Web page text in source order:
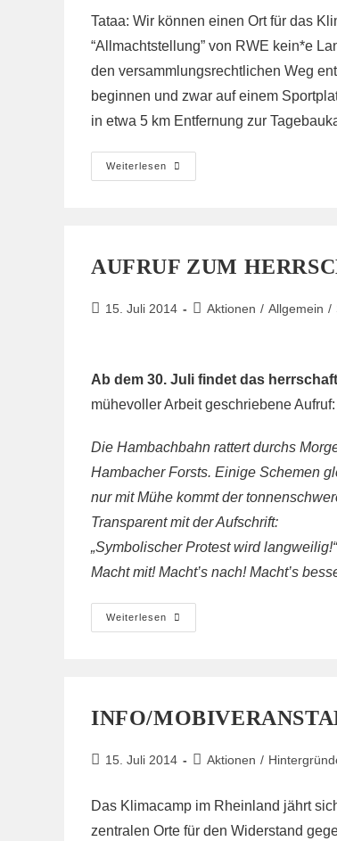
Tataa: Wir können einen Ort für das
“Allmachtstellung” von RWE kein*e
den versammlungsrechtlichen Weg
beginnen und zwar auf einem
in etwa 5 km Entfernung zur
Weiterlesen
Klimacamp
Mit
AUFRUF ZUM
Beitrag
15. Juli 2014
Beitrags-
Aktionen / Allgemein /
Ab dem 30. Juli findet das
mühevoller Arbeit geschriebene Aufruf:
Die Hambachbahn rattert durchs
Hambacher Forsts. Einige Schemen
nur mit Mühe kommt der
Transparent mit der Aufschrift:
„Symbolischer Protest wird langweilig!“
Macht mit! Macht’s nach! Macht’s
Weiterlesen
Aufruf
Zum
INFO/
Beitrag
15. Juli 2014
Beitrags-
Aktionen /
Das Klimacamp im Rheinland jährt
zentralen Orte für den Widerstand